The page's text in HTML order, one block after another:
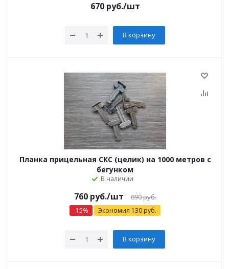
670руб./шт
В корзину
Планка прицельная СКС (целик) на 1000 метров с
бегунком
В наличии
760руб./шт 890руб.
-15% Экономия 130 руб.
В корзину